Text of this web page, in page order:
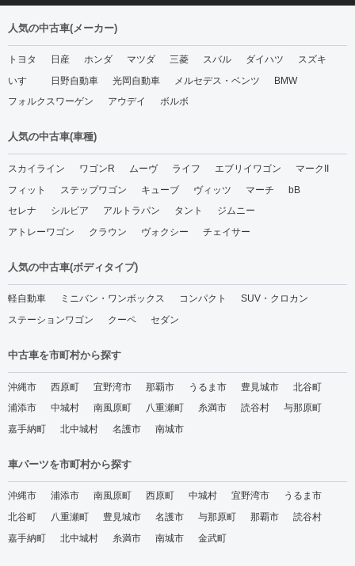
人気の中古車(メーカー)
トヨタ 日産 ホンダ マツダ 三菱 スバル ダイハツ
スズキ
いすゞ
日野自動車 光岡自動車 メルセデス・ベンツ
BMW
フォルクスワーゲン
アウデイ ボルボ
人気の中古車(車種)
スカイライン ワゴンR ムーヴ ライフ エブリイワゴン
マークII
フィット
ステップワゴン キューブ ヴィッツ マーチ
bB
セレナ
シルビア アルトラパン タント
ジムニー
アトレーワゴン
クラウン ヴォクシー チェイサー
人気の中古車(ボディタイプ)
軽自動車 ミニバン・ワンボックス コンパクト
SUV・クロカン
ステーションワゴン
クーペ セダン
中古車を市町村から探す
沖縄市 西原町 宜野湾市 那覇市 うるま市 豊見城市
北谷町
浦添市
中城村 南風原町 八重瀬町 糸満市 読谷村
与那原町
嘉手納町
北中城村 名護市 南城市
車パーツを市町村から探す
沖縄市 浦添市 南風原町 西原町 中城村 宜野湾市
うるま市
北谷町
八重瀬町 豊見城市 名護市 与那原町 那覇市
読谷村
嘉手納町
北中城村 糸満市 南城市 金武町